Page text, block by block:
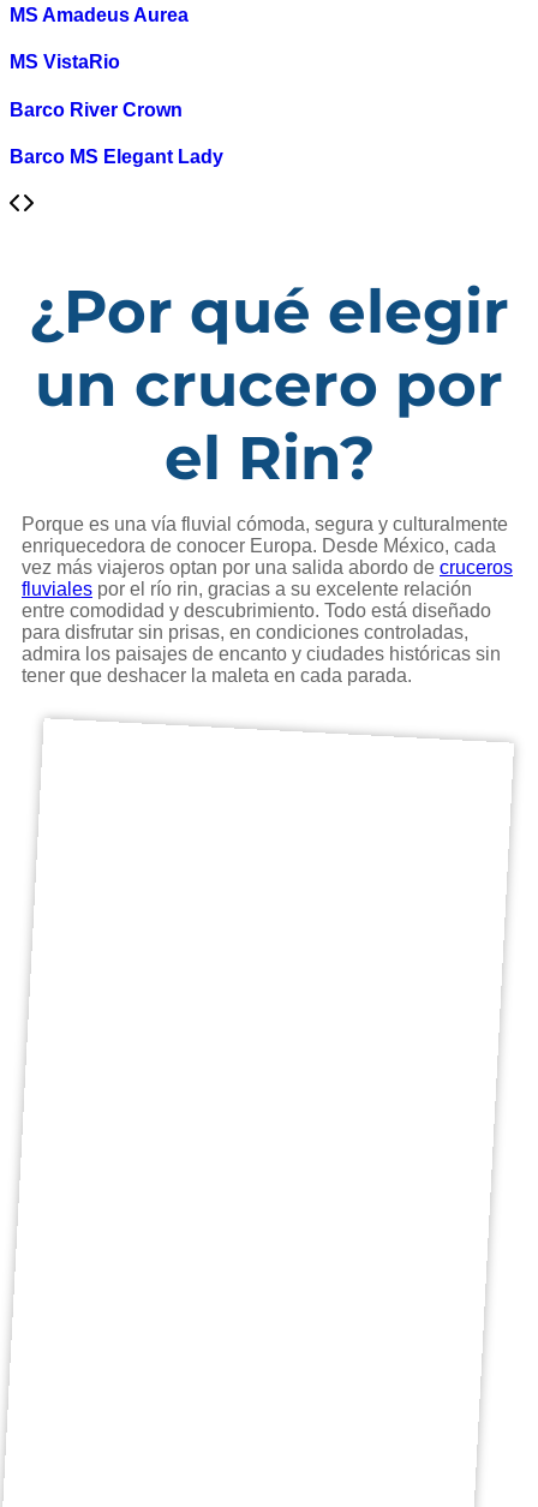
MS Amadeus Aurea
MS VistaRio
Barco River Crown
Barco MS Elegant Lady
¿Por qué elegir
un crucero por
el Rin?
Porque es una vía fluvial cómoda, segura y culturalmente
enriquecedora de conocer Europa. Desde México, cada
vez más viajeros optan por una salida abordo de cruceros
fluviales por el río rin, gracias a su excelente relación
entre comodidad y descubrimiento. Todo está diseñado
para disfrutar sin prisas, en condiciones controladas,
admira los paisajes de encanto y ciudades históricas sin
tener que deshacer la maleta en cada parada.